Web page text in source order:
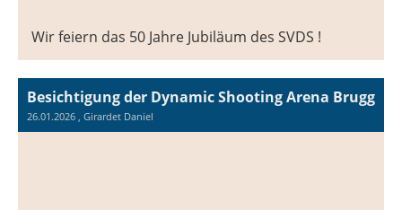
Wir feiern das 50 Jahre Jubiläum des SVDS !
Besichtigung der Dynamic Shooting Arena Brugg
26.01.2026 , Girardet Daniel